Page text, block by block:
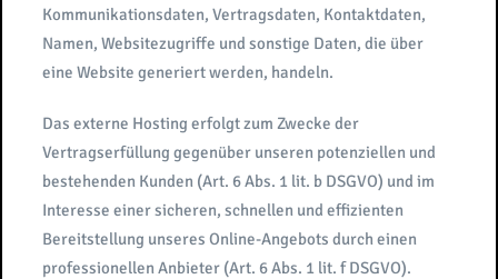
Kommunikationsdaten, Vertragsdaten, Kontaktdaten,
Namen, Websitezugriffe und sonstige Daten, die über
eine Website generiert werden, handeln.
Das externe Hosting erfolgt zum Zwecke der
Vertragserfüllung gegenüber unseren potenziellen und
bestehenden Kunden (Art. 6 Abs. 1 lit. b DSGVO) und im
Interesse einer sicheren, schnellen und effizienten
Bereitstellung unseres Online-Angebots durch einen
professionellen Anbieter (Art. 6 Abs. 1 lit. f DSGVO).